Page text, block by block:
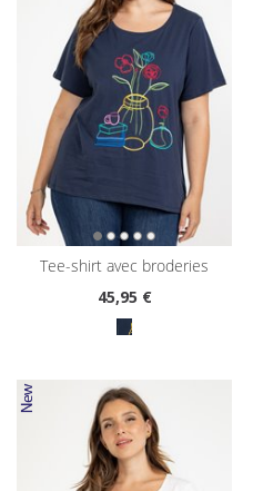
tee-shirt avec broderies
45,95 €